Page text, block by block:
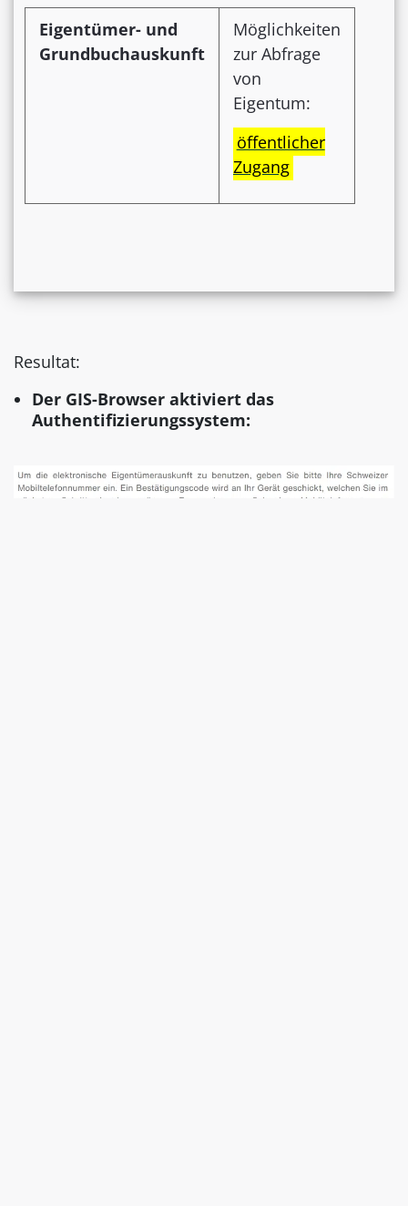
Eigentümer- und
Grundbuchauskunft
Möglichkeiten
zur Abfrage
von
Eigentum:
öffentlicher
Zugang
Resultat:
Der GIS-Browser aktiviert das
Authentifizierungssystem: